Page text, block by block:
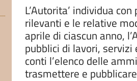
L’Autorita’ individua
rilevanti e le relative
aprile di ciascun anno,
pubblici di lavori,
conti l’elenco delle
trasmettere e